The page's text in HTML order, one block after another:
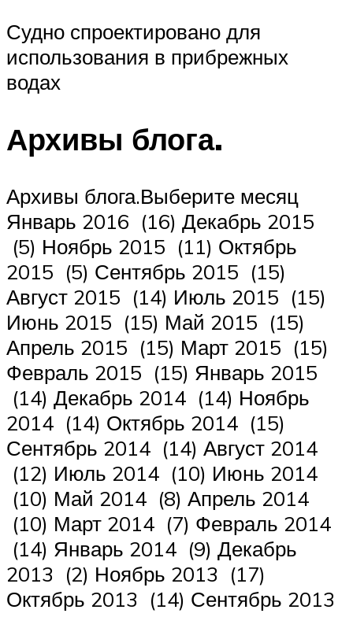
Судно спроектировано для
использования в прибрежных
водах
Архивы блога.
Архивы блога.Выберите месяц
Январь 2016 (16) Декабрь 2015
(5) Ноябрь 2015 (11) Октябрь
2015 (5) Сентябрь 2015 (15)
Август 2015 (14) Июль 2015 (15)
Июнь 2015 (15) Май 2015 (15)
Апрель 2015 (15) Март 2015 (15)
Февраль 2015 (15) Январь 2015
(14) Декабрь 2014 (14) Ноябрь
2014 (14) Октябрь 2014 (15)
Сентябрь 2014 (14) Август 2014
(12) Июль 2014 (10) Июнь 2014
(10) Май 2014 (8) Апрель 2014
(10) Март 2014 (7) Февраль 2014
(14) Январь 2014 (9) Декабрь
2013 (2) Ноябрь 2013 (17)
Октябрь 2013 (14) Сентябрь 2013